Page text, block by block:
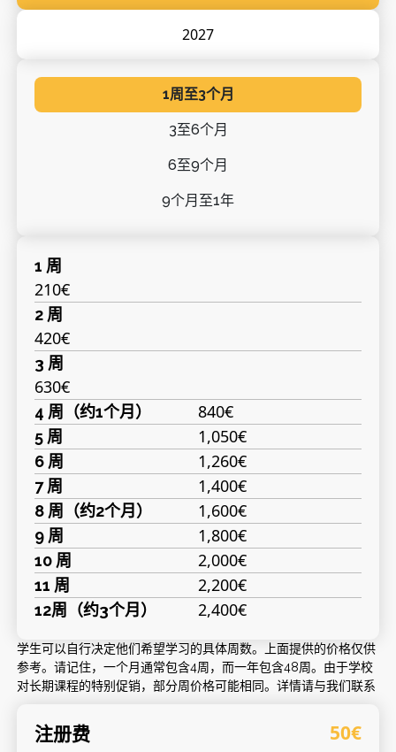
2027
1周至3个月
3至6个月
6至9个月
9个月至1年
1 周
210€
2 周
420€
3 周
630€
4 周（约1个月） 840€
5 周 1,050€
6 周 1,260€
7 周 1,400€
8 周（约2个月） 1,600€
9 周 1,800€
10 周 2,000€
11 周 2,200€
12周（约3个月） 2,400€
学生可以自行决定他们希望学习的具体周数。上面提供的价格仅供
参考。请记住，一个月通常包含4周，而一年包含48周。由于学校
对长期课程的特别促销，部分周价格可能相同。详情请与我们联系
注册费 50€